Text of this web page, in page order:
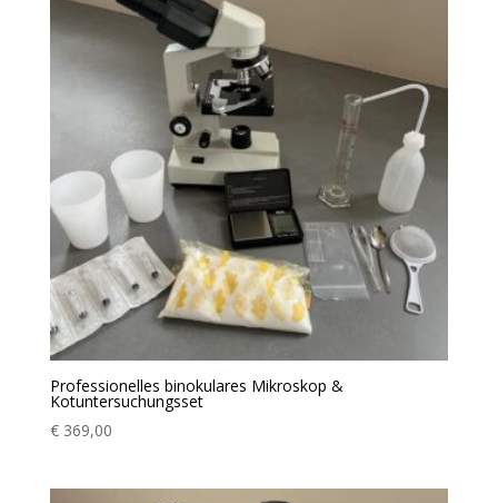
Professionelles binokulares Mikroskop &
Kotuntersuchungsset
€369,00